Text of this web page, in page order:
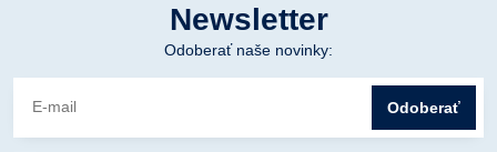
Newsletter
Odoberať naše novinky:
Odoberať